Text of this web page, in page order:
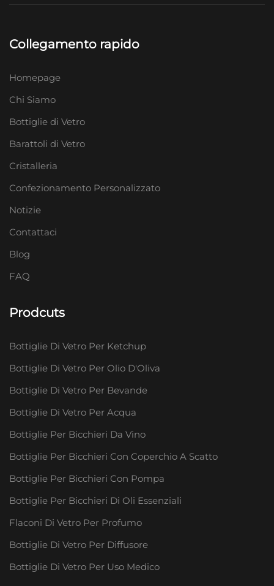
Collegamento rapido
Homepage
Chi Siamo
Bottiglie di Vetro
Barattoli di Vetro
Cristalleria
Confezionamento Personalizzato
Notizie
Contattaci
Blog
FAQ
Prodcuts
Bottiglie Di Vetro Per Ketchup
Bottiglie Di Vetro Per Olio D'Oliva
Bottiglie Di Vetro Per Bevande
Bottiglie Di Vetro Per Acqua
Bottiglie Per Bicchieri Da Vino
Bottiglie Per Bicchieri Con Coperchio A Scatto
Bottiglie Per Bicchieri Con Pompa
Bottiglie Per Bicchieri Di Oli Essenziali
Flaconi Di Vetro Per Profumo
Bottiglie Di Vetro Per Diffusore
Bottiglie Di Vetro Per Uso Medico